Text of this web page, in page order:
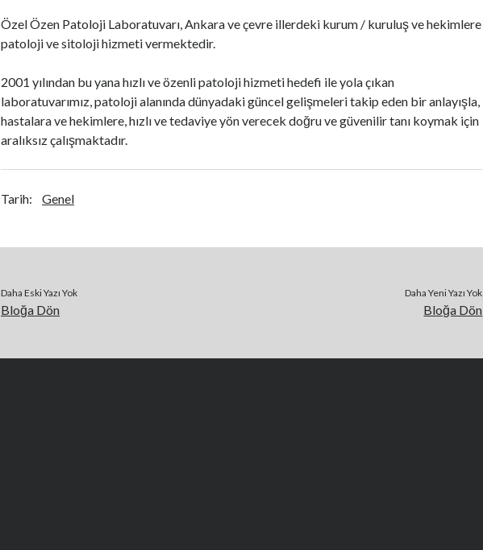
Özel Özen Patoloji Laboratuvarı, Ankara ve çevre illerdeki kurum / kuruluş ve hekimlere
patoloji ve sitoloji hizmeti vermektedir.
2001 yılından bu yana hızlı ve özenli patoloji hizmeti hedefi ile yola çıkan
laboratuvarımız, patoloji alanında dünyadaki güncel gelişmeleri takip eden bir anlayışla,
hastalara ve hekimlere, hızlı ve tedaviye yön verecek doğru ve güvenilir tanı koymak için
aralıksız çalışmaktadır.
Tarih: Genel
Daha Eski Yazı Yok
Bloğa Dön
Daha Yeni Yazı Yok
Bloğa Dön